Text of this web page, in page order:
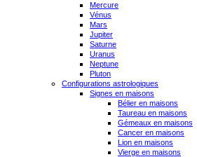
Mercure
Vénus
Mars
Jupiter
Saturne
Uranus
Neptune
Pluton
Configurations astrologiques
Signes en maisons
Bélier en maisons
Taureau en maisons
Gémeaux en maisons
Cancer en maisons
Lion en maisons
Vierge en maisons